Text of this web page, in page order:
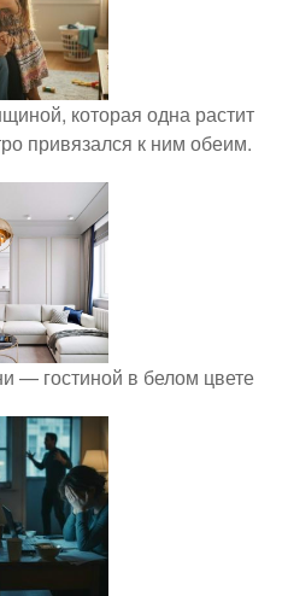
которая одна растит
привязался к ним обеим.
— гостиной в белом цвете